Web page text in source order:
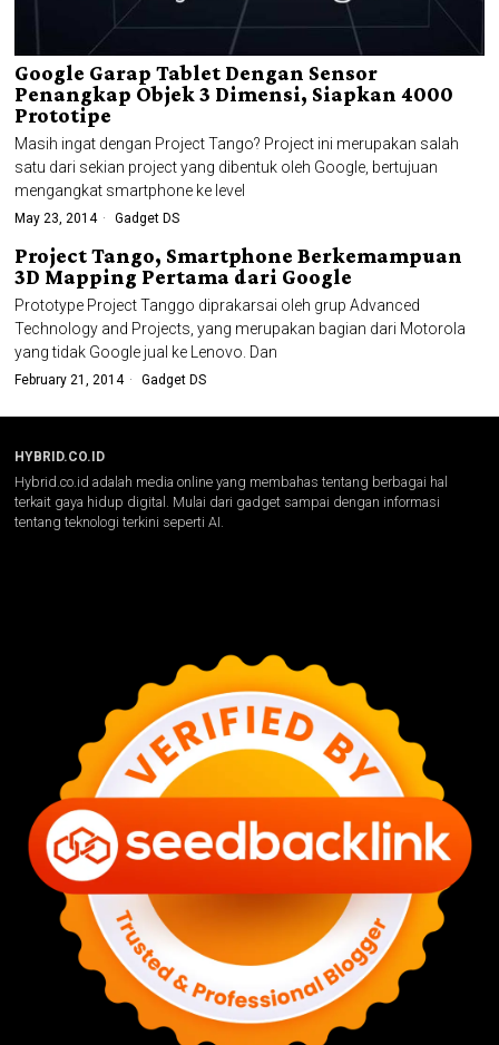
Google Garap Tablet Dengan Sensor
Penangkap Objek 3 Dimensi, Siapkan 4000
Prototipe
Masih ingat dengan Project Tango? Project ini merupakan salah
satu dari sekian project yang dibentuk oleh Google, bertujuan
mengangkat smartphone ke level
May 23, 2014 Gadget DS
Project Tango, Smartphone Berkemampuan
3D Mapping Pertama dari Google
Prototype Project Tanggo diprakarsai oleh grup Advanced
Technology and Projects, yang merupakan bagian dari Motorola
yang tidak Google jual ke Lenovo. Dan
February 21, 2014 Gadget DS
HYBRID.CO.ID
Hybrid.co.id adalah media online yang membahas tentang berbagai hal
terkait gaya hidup digital. Mulai dari gadget sampai dengan informasi
tentang teknologi terkini seperti AI.